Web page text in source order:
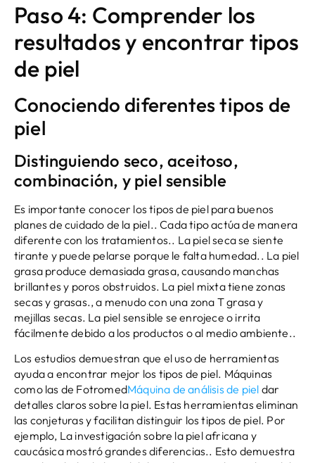
Paso 4: Comprender los
resultados y encontrar tipos
de piel
Conociendo diferentes tipos de
piel
Distinguiendo seco, aceitoso,
combinación, y piel sensible
Es importante conocer los tipos de piel para buenos
planes de cuidado de la piel.. Cada tipo actúa de manera
diferente con los tratamientos.. La piel seca se siente
tirante y puede pelarse porque le falta humedad.. La piel
grasa produce demasiada grasa, causando manchas
brillantes y poros obstruidos. La piel mixta tiene zonas
secas y grasas., a menudo con una zona T grasa y
mejillas secas. La piel sensible se enrojece o irrita
fácilmente debido a los productos o al medio ambiente..
Los estudios demuestran que el uso de herramientas
ayuda a encontrar mejor los tipos de piel. Máquinas
como las de FotromedMáquina de análisis de piel dar
detalles claros sobre la piel. Estas herramientas eliminan
las conjeturas y facilitan distinguir los tipos de piel. Por
ejemplo, La investigación sobre la piel africana y
caucásica mostró grandes diferencias.. Esto demuestra